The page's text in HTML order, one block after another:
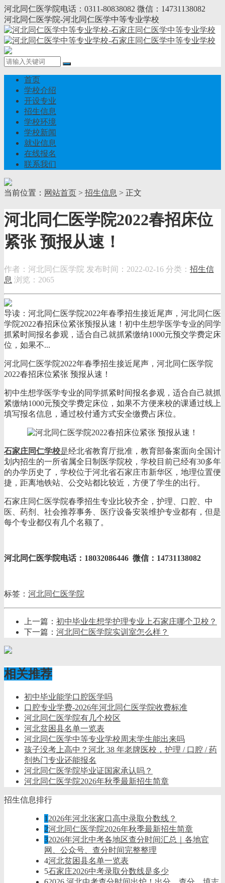
河北同仁医学院电话：0311-80838082 微信：14731138082
河北同仁医学院-河北同仁医学中等专业学校
首页
学校介绍
开设专业
招生信息
学校环境
学校新闻
就业信息
在线报名
联系我们
当前位置： 网站首页 > 招生信息 > 正文
河北同仁医学院2022春招床位
紧张 预报从速！
作者：河北同仁医学院 发布时间：2022-02-16 分类： 招生信
息 浏览：2065
导读：河北同仁医学院2022年春季招生接近尾声，河北同仁医
学院2022春招床位紧张预报从速！初中生想学医学专业的同学
抓紧时间报名参观，适合自己就抓紧缴纳1000元预交学费定床
位，如果不...
河北同仁医学院2022年春季招生接近尾声，河北同仁医学院
2022春招床位紧张 预报从速！
初中生想学医学专业的同学抓紧时间报名参观，适合自己就抓
紧缴纳1000元预交学费定床位，如果不方便来校的课通过线上
填写报名信息，通过校付通方式安全缴费占床位。
石家庄同仁学校是经北省教育厅批准，教育部备案面向全国计
划内招生的一所省属全日制医学院校，学校目前已经有30多年
的办学历史了，学校位于河北省石家庄市新华区，地理位置便
捷，距离地铁站、公交站都比较近，方便了学生的出行。
石家庄同仁医学院春季招生专业比较齐全，护理、口腔、中
医、药剂、社会推荐事务、医疗设备安装维护专业都有，但是
每个专业都仅有几个名额了。
河北同仁医学院电话：18032086446 微信：14731138082
标签： 河北同仁医学院
上一篇： 初中毕业生想学护理专业上石家庄哪个卫校？
下一篇： 河北同仁医学院实训室怎么样？
相关推荐
初中毕业能学口腔医学吗
口腔专业学费-2026年河北同仁医学院收费标准
河北同仁医学院有几个校区
河北贫困县名单一览表
河北同仁医学中等专业学校周末学生能出来吗
孩子没考上高中？河北 38 年老牌医校，护理 / 口腔 / 药
剂热门专业还能报名
河北同仁医学院毕业证国家承认吗？
河北同仁医学院2026年秋季最新招生简章
招生信息排行
1 2026年河北张家口高中录取分数线？
2河北同仁医学院2026年秋季最新招生简章
32026年河北中考各地区查分时间汇总｜各地官
网、公众号、查分时间完整整理
4河北贫困县名单一览表
5石家庄2026中考录取分数线是多少